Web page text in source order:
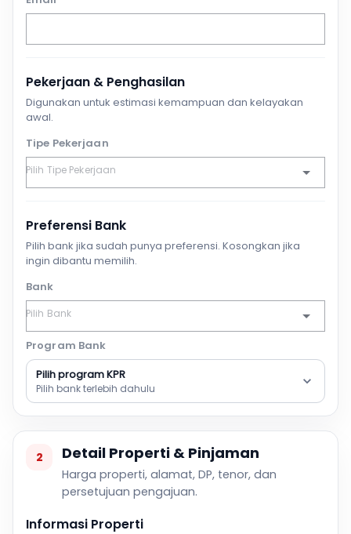
Pekerjaan & Penghasilan
Digunakan untuk estimasi kemampuan dan kelayakan
awal.
Tipe Pekerjaan
Preferensi Bank
Pilih bank jika sudah punya preferensi. Kosongkan jika
ingin dibantu memilih.
Bank
Program Bank
Pilih program KPR
Pilih bank terlebih dahulu
2 Detail Properti & Pinjaman
Harga properti, alamat, DP, tenor, dan
persetujuan pengajuan.
Informasi Properti